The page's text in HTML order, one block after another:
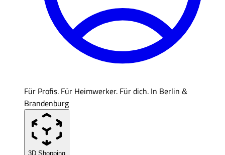
Für Profis. Für Heimwerker. Für dich. In Berlin &
Brandenburg
3D Shopping